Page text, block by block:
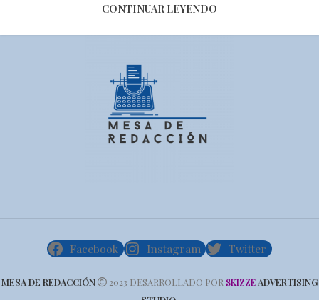
CONTINUAR LEYENDO
Facebook Instagram Twitter
MESA DE REDACCIÓN 2023 DESARROLLADO POR SKIZZEADVERTISING